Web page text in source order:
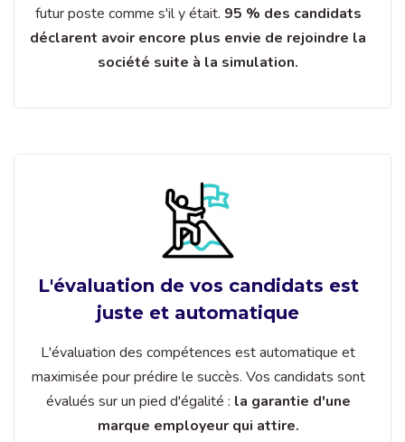
futur poste comme s'il y était. 95 % des candidats
déclarent avoir encore plus envie de rejoindre la
société suite à la simulation.
L'évaluation de vos candidats est
juste et automatique
L'évaluation des compétences est automatique et
maximisée pour prédire le succès. Vos candidats sont
évalués sur un pied d'égalité : la garantie d'une
marque employeur qui attire.